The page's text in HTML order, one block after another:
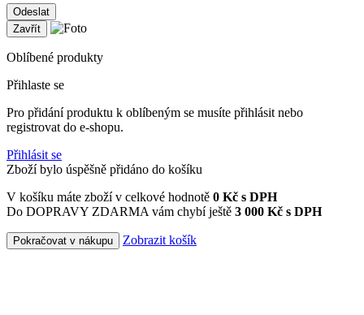
Odeslat
Zavřít
Oblíbené produkty
Přihlaste se
Pro přidání produktu k oblíbeným se musíte přihlásit nebo
registrovat do e-shopu.
Přihlásit se
Zboží bylo úspěšně přidáno do košíku
V košíku máte zboží v celkové hodnotě 0 Kč s DPH
Do DOPRAVY ZDARMA vám chybí ještě 3 000 Kč s DPH
Pokračovat v nákupu Zobrazit košík